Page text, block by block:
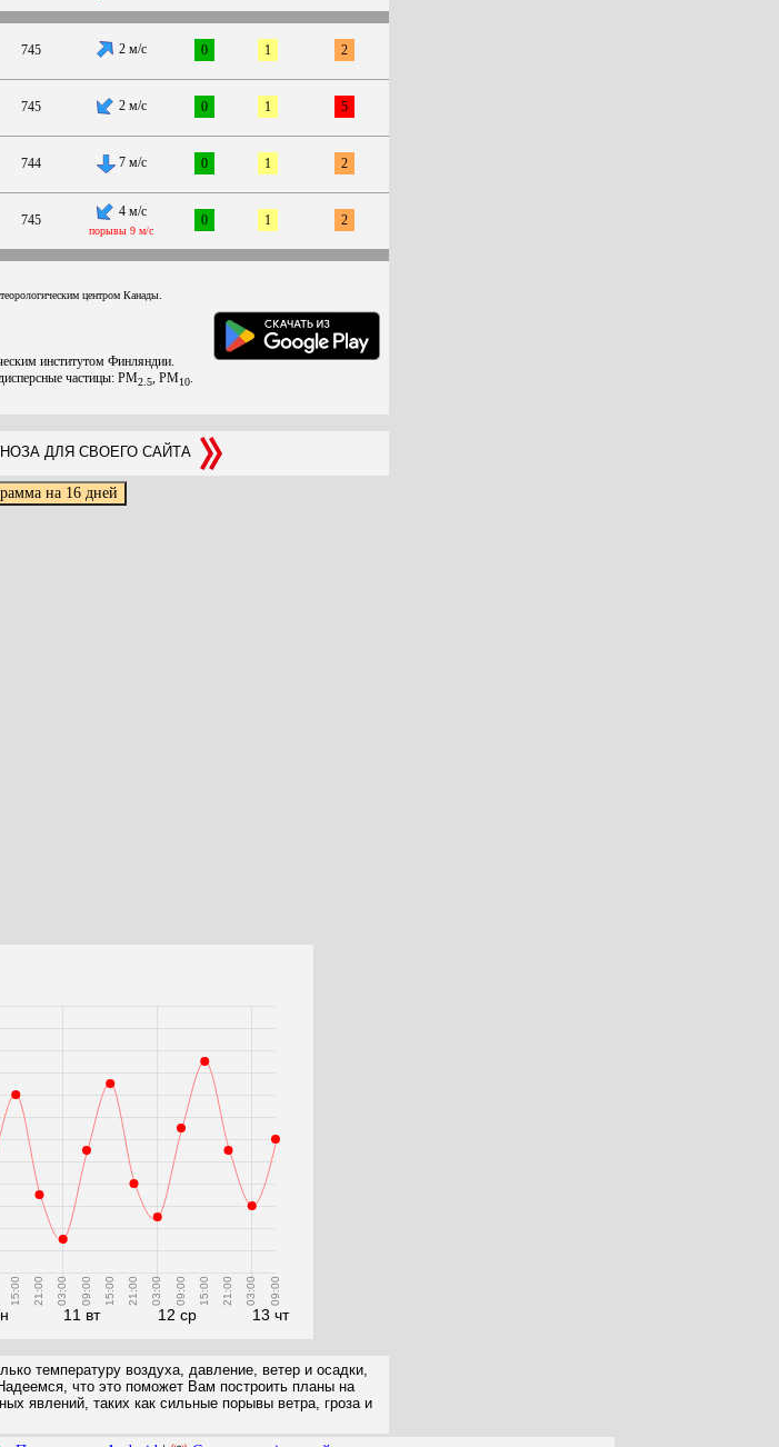
745 2 м/с 0 1 2
745 2 м/с 0 1 5
744 7 м/с 0 1 2
745
4 м/с
порывы 9 м/с
0 1 2
центром Канады.
институтом Финляндии.
частицы: PM2.5 , PM10
ДЛЯ СВОЕГО САЙТА
15:00 21:00
11 вт
03:00 09:00 15:00 21:00
12 ср
03:00 09:00 15:00 21:00
13 чт
03:00 09:00
температуру воздуха, давление, ветер и осадки,
что это поможет Вам построить планы на
явлений, таких как сильные порывы ветра, гроза и